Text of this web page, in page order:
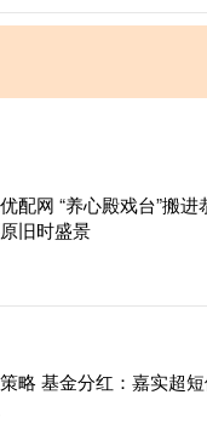
配网 “养心殿戏台”搬
旧时盛景
略 基金分红：嘉实超